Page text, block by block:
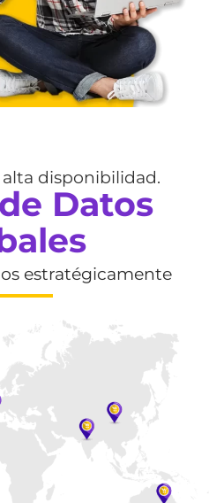
disponibilidad.
Datos
estratégicamente